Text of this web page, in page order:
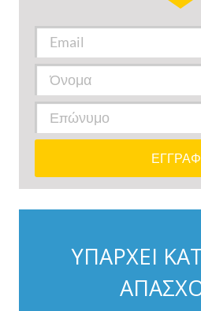
ΥΠΑΡΧΕΙ